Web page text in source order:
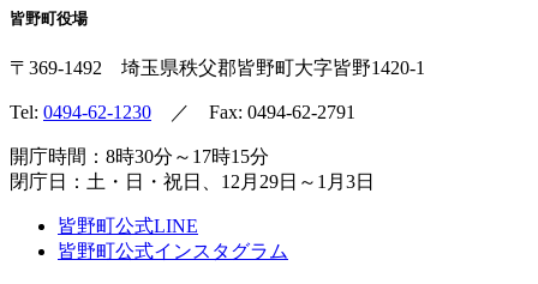
皆野町役場
〒369-1492 埼玉県秩父郡皆野町大字皆野1420-1
Tel: 0494-62-1230 ／ Fax: 0494-62-2791
開庁時間：8時30分～17時15分
閉庁日：土・日・祝日、12月29日～1月3日
皆野町公式LINE
皆野町公式インスタグラム